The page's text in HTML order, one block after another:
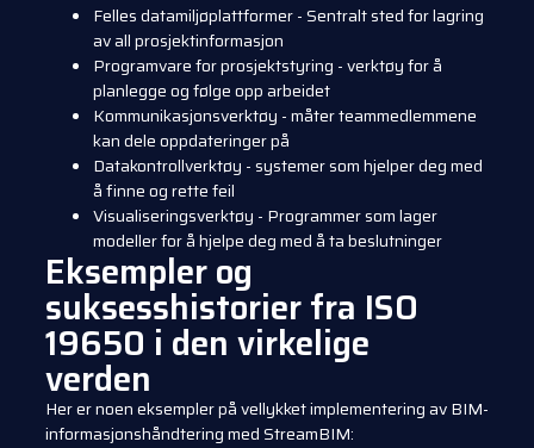
Felles datamiljøplattformer - Sentralt sted for lagring
av all prosjektinformasjon
Programvare for prosjektstyring - verktøy for å
planlegge og følge opp arbeidet
Kommunikasjonsverktøy - måter teammedlemmene
kan dele oppdateringer på
Datakontrollverktøy - systemer som hjelper deg med
å finne og rette feil
Visualiseringsverktøy - Programmer som lager
modeller for å hjelpe deg med å ta beslutninger
Eksempler og
suksesshistorier fra ISO
19650 i den virkelige
verden
Her er noen eksempler på vellykket implementering av BIM-
informasjonshåndtering med StreamBIM: